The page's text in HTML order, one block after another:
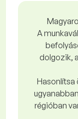
A
dolgozik,
Hasonlítsa
régióban